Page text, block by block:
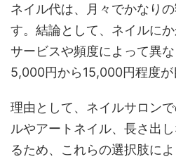
ネイル代は、月々でかなり
す。結論として、ネイルに
サービスや頻度によって異
5,000円から15,000円程度が
理由として、ネイルサロン
ルやアートネイル、長さ出
るため、これらの選択肢に